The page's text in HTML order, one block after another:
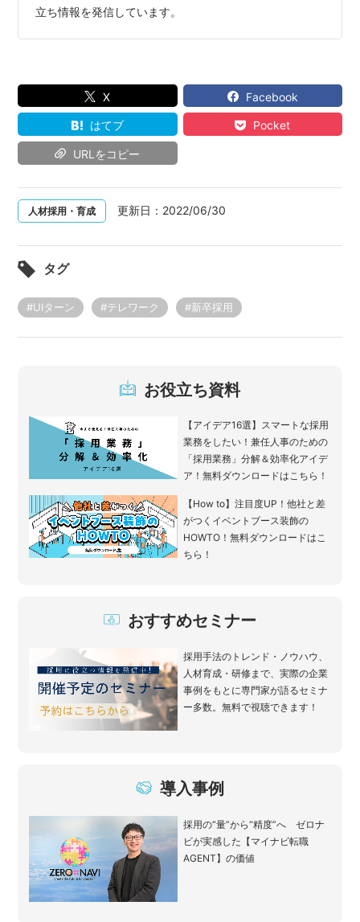
立ち情報を発信しています。
X Facebook
はてブ Pocket
URLをコピー
人材採用・育成 更新日： 2022/06/30
タグ
#UIターン #テレワーク #新卒採用
お役立ち資料
【アイデア16選】スマートな採用
業務をしたい！兼任人事のための
「採用業務」分解＆効率化アイデ
ア！無料ダウンロードはこちら！
【How to】注目度UP！他社と差
がつくイベントブース装飾の
HOWTO！無料ダウンロードはこ
ちら！
おすすめセミナー
採用手法のトレンド・ノウハウ、
人材育成・研修まで、実際の企業
事例をもとに専門家が語るセミナ
ー多数。無料で視聴できます！
導入事例
採用の“量”から“精度”へ ゼロナ
ビが実感した【マイナビ転職
AGENT】の価値